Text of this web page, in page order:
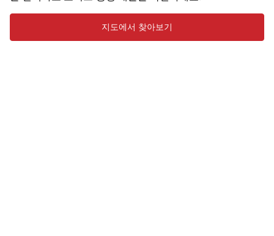
지도에서 찾아보기